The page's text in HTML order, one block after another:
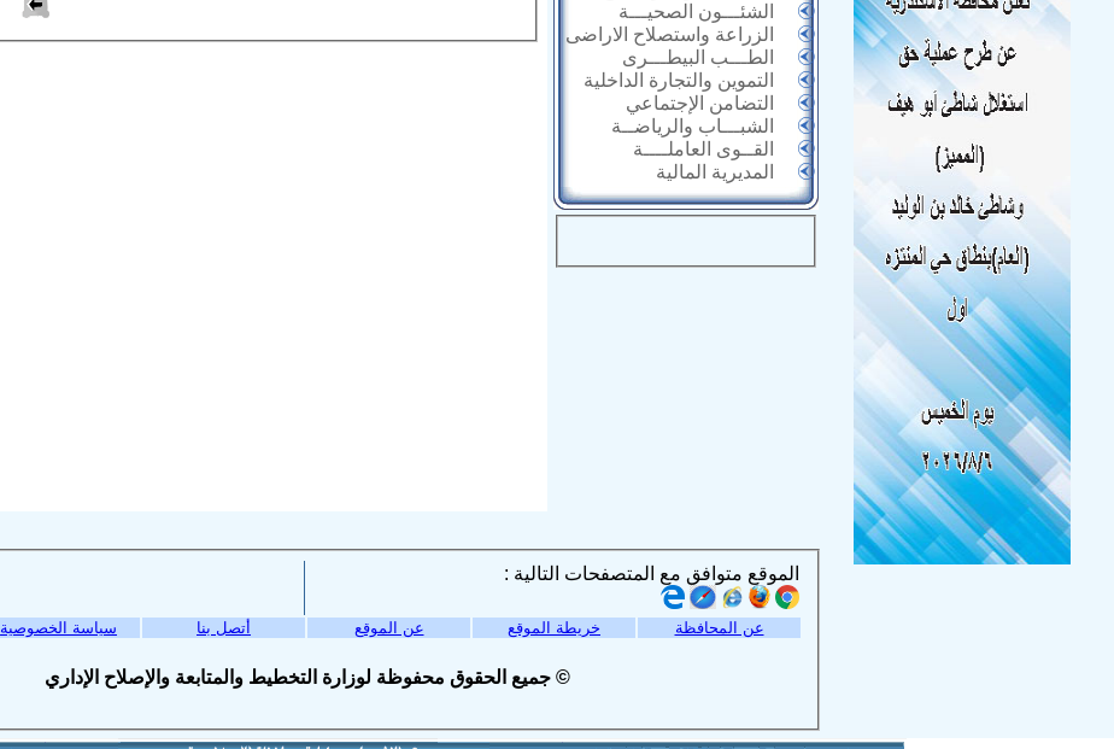
الشئـــون الصحيـــة
الزراعة واستصلاح الاراضى
الطـــب البيطـــرى
التموين والتجارة الداخلية
التضامن الإجتماعي
الشبـــاب والرياضــة
القــوى العاملــــة
المديرية المالية
الموقع متوافق مع المتصفحات التالية :
عن المحافظة خريطة الموقع عن الموقع أتصل بنا سياسة الخصوصية
© جميع الحقوق محفوظة لوزارة التخطيط والمتابعة والإصلاح الإداري